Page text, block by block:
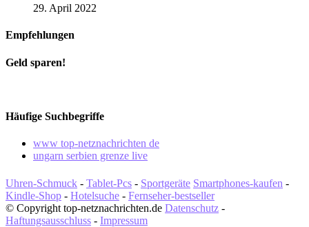
29. April 2022
Empfehlungen
Geld sparen!
Häufige Suchbegriffe
www top-netznachrichten de
ungarn serbien grenze live
Uhren-Schmuck - Tablet-Pcs - Sportgeräte Smartphones-kaufen -
Kindle-Shop - Hotelsuche - Fernseher-bestseller
© Copyright top-netznachrichten.de Datenschutz -
Haftungsausschluss - Impressum